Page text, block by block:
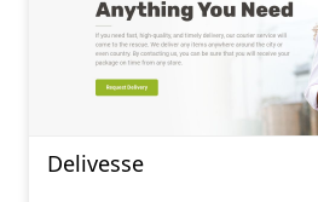
Delivesse